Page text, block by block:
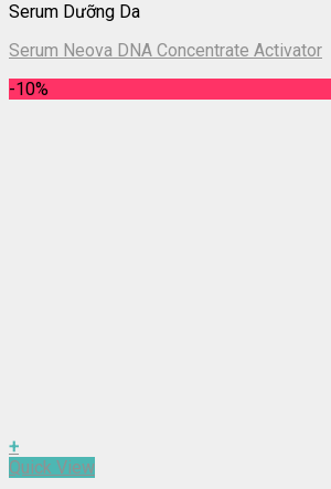
Serum Dưỡng Da
Serum Neova DNA Concentrate Activator
-10%
+
Quick View